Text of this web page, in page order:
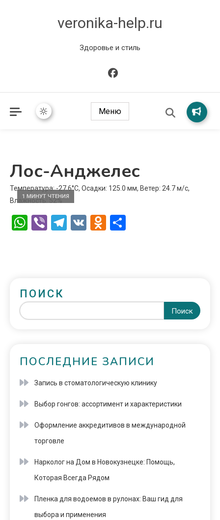
veronika-help.ru
Здоровье и стиль
Меню
Лос-Анджелес
1 МИНУТ ЧТЕНИЯ
Температура: -27.6°C, Осадки: 125.0 мм, Ветер: 24.7 м/с,
Влажность: 52%
WhatsApp
ViberTelegram
VK Odnoklassniki
ПОИСК
Поиск
ПОСЛЕДНИЕ ЗАПИСИ
Запись в стоматологическую клинику
Выбор гонгов: ассортимент и характеристики
Оформление аккредитивов в международной
торговле
Нарколог на Дом в Новокузнецке: Помощь,
Которая Всегда Рядом
Пленка для водоемов в рулонах: Ваш гид для
выбора и применения